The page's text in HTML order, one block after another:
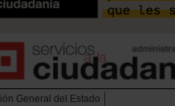
General del Estado